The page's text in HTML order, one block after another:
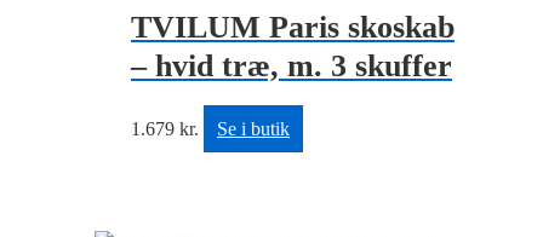
TVILUM Paris skoskab
– hvid træ, m. 3 skuffer
1.679 kr. Se i butik